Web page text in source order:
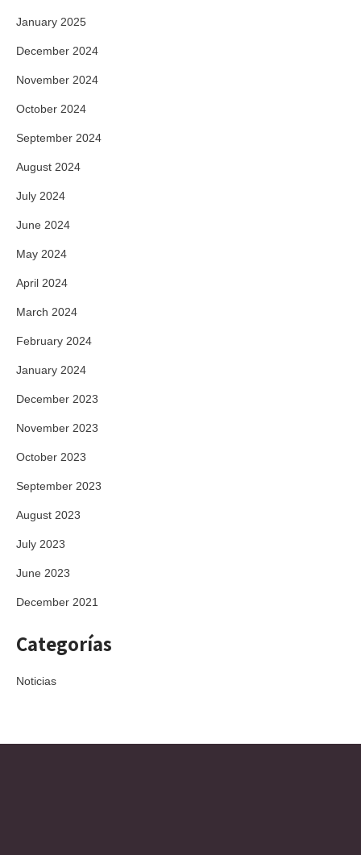
January 2025
December 2024
November 2024
October 2024
September 2024
August 2024
July 2024
June 2024
May 2024
April 2024
March 2024
February 2024
January 2024
December 2023
November 2023
October 2023
September 2023
August 2023
July 2023
June 2023
December 2021
Categorías
Noticias